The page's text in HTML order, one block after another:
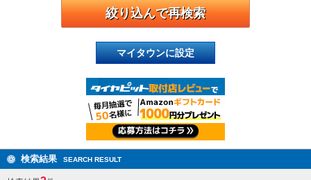
マイタウンに設定
検索結果 SEARCH RESULT